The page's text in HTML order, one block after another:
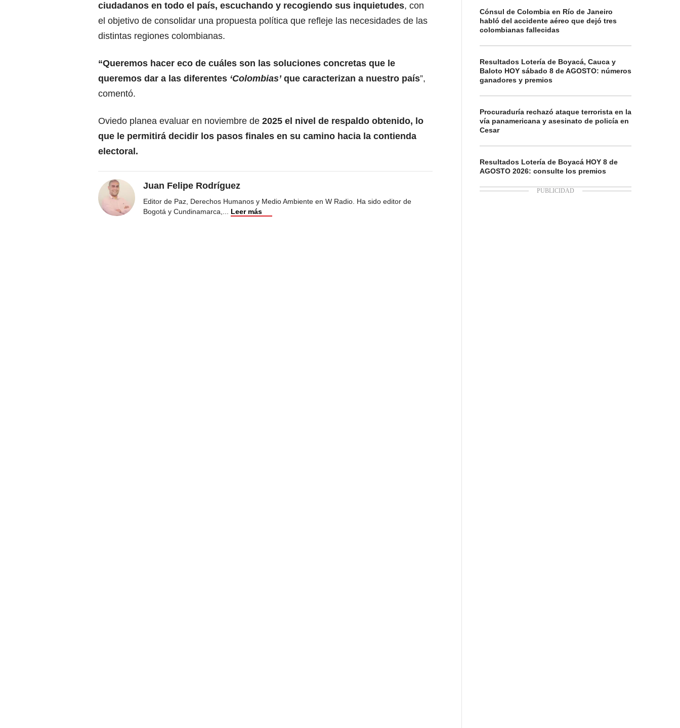
ciudadanos en todo el país, escuchando y recogiendo sus inquietudes, con
el objetivo de consolidar una propuesta política que refleje las necesidades de las
distintas regiones colombianas.
“Queremos hacer eco de cuáles son las soluciones concretas que le
queremos dar a las diferentes ‘Colombias’que caracterizan a nuestro país”,
comentó.
Oviedo planea evaluar en noviembre de 2025 el nivel de respaldo obtenido, lo
que le permitirá decidir los pasos finales en su camino hacia la contienda
electoral.
Juan Felipe Rodríguez
Editor de Paz, Derechos Humanos y Medio Ambiente en W Radio. Ha sido editor de
Bogotá y Cundinamarca,... Leer más
Cónsul de Colombia en Río de Janeiro
habló del accidente aéreo que dejó tres
colombianas fallecidas
Resultados Lotería de Boyacá, Cauca y
Baloto HOY sábado 8 de AGOSTO: números
ganadores y premios
Procuraduría rechazó ataque terrorista en la
vía panamericana y asesinato de policía en
Cesar
Resultados Lotería de Boyacá HOY 8 de
AGOSTO 2026: consulte los premios